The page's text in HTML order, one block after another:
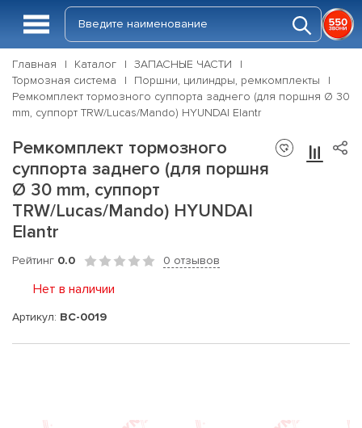
Главная Каталог
ЗАПАСНЫЕ ЧАСТИ
Тормозная система
Поршни, цилиндры, ремкомплекты
Ремкомплект тормозного суппорта заднего (для поршня Ø 30
mm, суппорт TRW/Lucas/Mando) HYUNDAI Elantr
Ремкомплект тормозного
суппорта заднего (для поршня
Ø 30 mm, суппорт
TRW/Lucas/Mando) HYUNDAI
Elantr
Рейтинг 0.0 0 отзывов
Нет в наличии
Артикул: BC-0019